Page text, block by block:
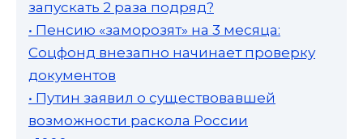
запускать 2 раза подряд?
• Пенсию «заморозят» на 3 месяца:
Соцфонд внезапно начинает проверку
документов
• Путин заявил о существовавшей
возможности раскола России